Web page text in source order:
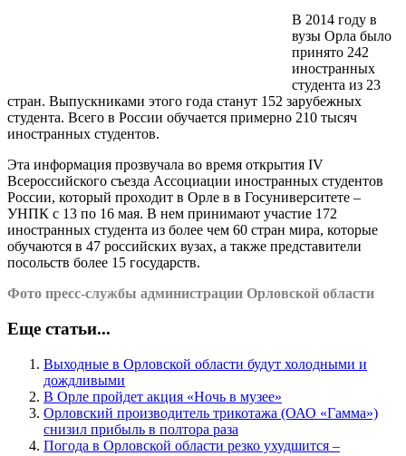
В 2014 году в
вузы Орла было
принято 242
иностранных
студента из 23
стран. Выпускниками этого года станут 152 зарубежных
студента. Всего в России обучается примерно 210 тысяч
иностранных студентов.
Эта информация прозвучала во время открытия IV
Всероссийского съезда Ассоциации иностранных студентов
России, который проходит в Орле в в Госуниверситете –
УНПК с 13 по 16 мая. В нем принимают участие 172
иностранных студента из более чем 60 стран мира, которые
обучаются в 47 российских вузах, а также представители
посольств более 15 государств.
Фото пресс-службы администрации Орловской области
Еще статьи...
Выходные в Орловской области будут холодными и
дождливыми
В Орле пройдет акция «Ночь в музее»
Орловский производитель трикотажа (ОАО «Гамма»)
снизил прибыль в полтора раза
Погода в Орловской области резко ухудшится –